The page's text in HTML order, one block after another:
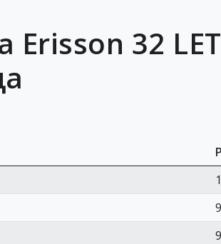
32
9
9